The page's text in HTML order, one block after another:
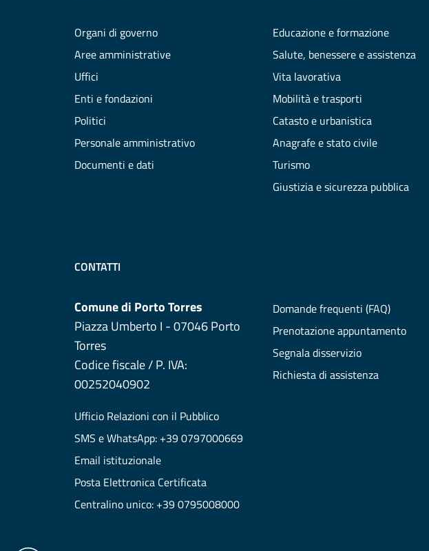
Organi di governo
Aree amministrative
Uffici
Enti e fondazioni
Politici
Personale amministrativo
Documenti e dati
Educazione e formazione
Salute, benessere e assistenza
Vita lavorativa
Mobilità e trasporti
Catasto e urbanistica
Anagrafe e stato civile
Turismo
Giustizia e sicurezza pubblica
CONTATTI
Comune di Porto Torres
Piazza Umberto I - 07046 Porto
Torres
Codice fiscale / P. IVA:
00252040902
Ufficio Relazioni con il Pubblico
SMS e WhatsApp: +39 0797000669
Email istituzionale
Posta Elettronica Certificata
Centralino unico: +39 0795008000
Domande frequenti (FAQ)
Prenotazione appuntamento
Segnala disservizio
Richiesta di assistenza